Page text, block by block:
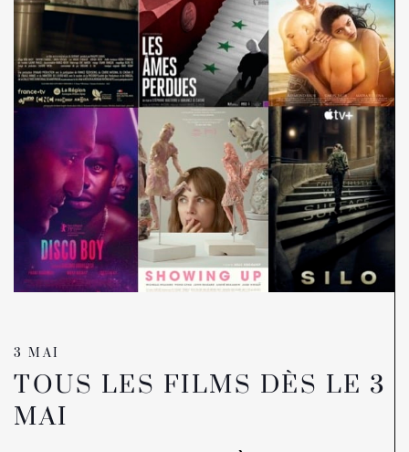
3 MAI
TOUS LES FILMS DÈS LE 3
MAI